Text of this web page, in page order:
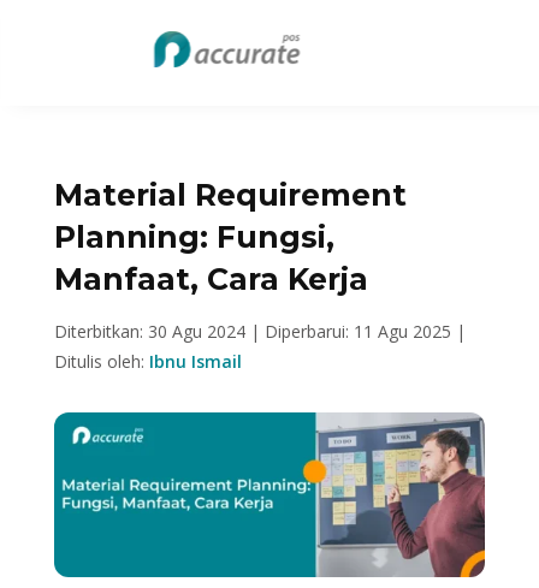
Material Requirement
Planning: Fungsi,
Manfaat, Cara Kerja
Diterbitkan: 30 Agu 2024 | Diperbarui: 11 Agu 2025 |
Ditulis oleh: Ibnu Ismail